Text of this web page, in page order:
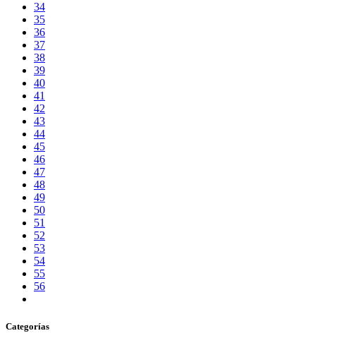
34
35
36
37
38
39
40
41
42
43
44
45
46
47
48
49
50
51
52
53
54
55
56
Categorías